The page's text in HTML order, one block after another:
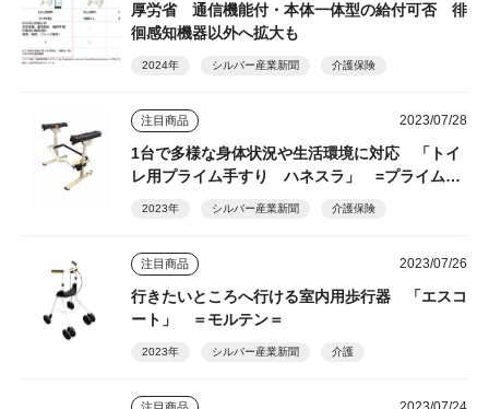
厚労省 通信機能付・本体一体型の給付可否 徘
徊感知機器以外へ拡大も
2024年 シルバー産業新聞 介護保険
注目商品 2023/07/28
1台で多様な身体状況や生活環境に対応 「トイ
レ用プライム手すり ハネスラ」 =プライムケ
2023年 シルバー産業新聞 介護保険
注目商品 2023/07/26
行きたいところへ行ける室内用歩行器 「エスコ
ート」 ＝モルテン＝
2023年 シルバー産業新聞 介護